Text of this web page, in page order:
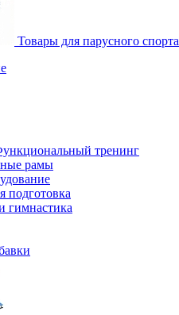
Товары для парусного спорта
тренинг
рамы
подготовка
гимнастика